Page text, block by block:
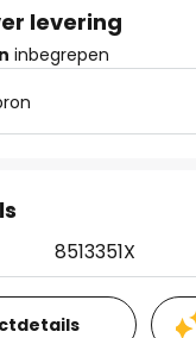
levering
inbegrepen
8513351X